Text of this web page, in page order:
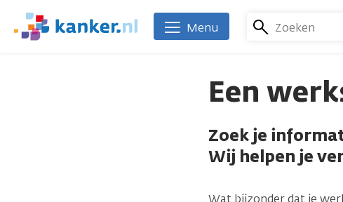
naar
We
Zoeken
Menu
Een
Zoek je
Wij helpen je
Wat bijzonder dat je